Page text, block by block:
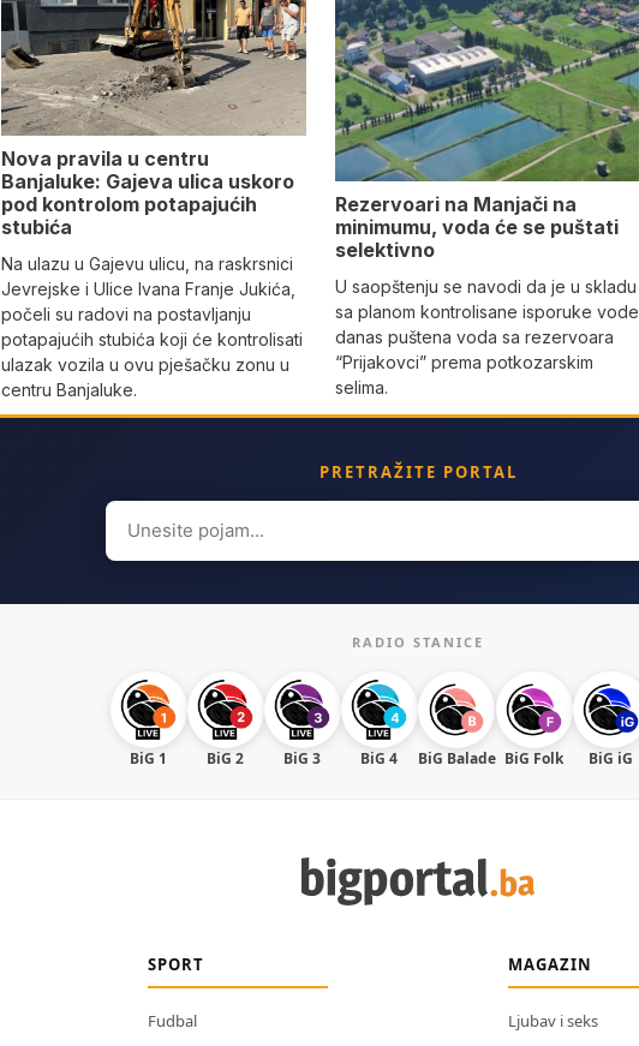
Nova pravila u centru
Banjaluke: Gajeva ulica uskoro
pod kontrolom potapajućih
stubića
Na ulazu u Gajevu ulicu, na raskrsnici
Jevrejske i Ulice Ivana Franje Jukića,
počeli su radovi na postavljanju
potapajućih stubića koji će kontrolisati
ulazak vozila u ovu pješačku zonu u
centru Banjaluke.
Rezervoari na Manjači na
minimumu, voda će se puštati
selektivno
U saopštenju se navodi da je u skladu
sa planom kontrolisane isporuke vode
danas puštena voda sa rezervoara
“Prijakovci” prema potkozarskim
selima.
PRETRAŽITE PORTAL
Search
for:
RADIO STANICE
BiG 1 BiG 2 BiG 3 BiG 4 BiG Balade BiG Folk BiG iG
SPORT
Fudbal
MAGAZIN
Ljubav i seks